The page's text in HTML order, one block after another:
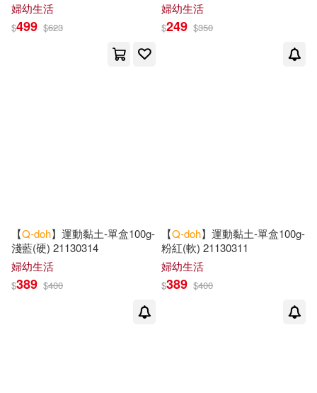
婦幼生活
$499 $623
婦幼生活
$249 $350
【Q-doh】運動黏土-單盒100g-
淺藍(硬) 21130314
婦幼生活
$389 $400
【Q-doh】運動黏土-單盒100g-
粉紅(軟) 21130311
婦幼生活
$389 $400